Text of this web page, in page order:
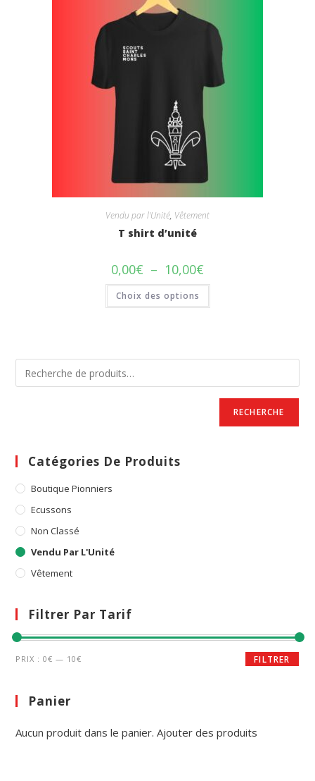
Vendu par l'Unité, Vêtement
T shirt d’unité
0,00€ – 10,00€
prix :
à
Choix des options
Ce
a
peuvent
sur
produit
RECHERCHE
Catégories De Produits
Boutique Pionniers
Ecussons
Non Classé
Vendu Par L'Unité
Vêtement
Filtrer Par Tarif
Prix
Prix
FILTRER
PRIX :0€ — 10€
Panier
Aucun produit dans le panier.Ajouter des produits